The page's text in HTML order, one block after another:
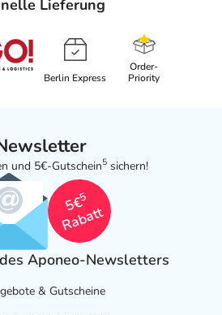
Lieferung
Berlin Express
Order-
Priority
und 5€-Gutschein5 sichern!
5€
5
Rabatt
Aponeo-Newsletters
& Gutscheine